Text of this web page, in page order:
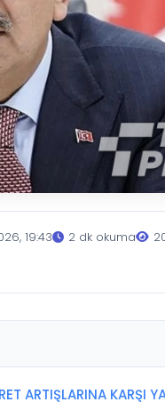
19:43 2 dk okuma
ARTIŞLARINA KARŞI